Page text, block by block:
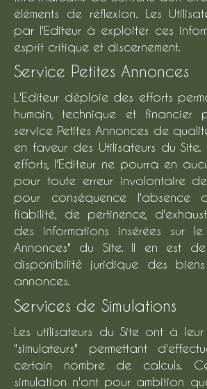
éléments de réflexion. Les
par l'Editeur à exploiter ces
esprit critique et discernement.
Service Petites Annonces
L'Editeur déploie des efforts
humain, technique et financier
service Petites Annonces de
en faveur des Utilisateurs du
efforts, l'Editeur ne pourra en
pour toute erreur involontaire
pour conséquence l'absence
fiabilité, de pertinence,
des informations insérées sur le
Annonces" du Site. Il en est
disponibilité juridique des
annonces.
Services de Simulations
Les utilisateurs du Site ont à
"simulateurs" permettant
certain nombre de calculs.
simulation n'ont pour ambition